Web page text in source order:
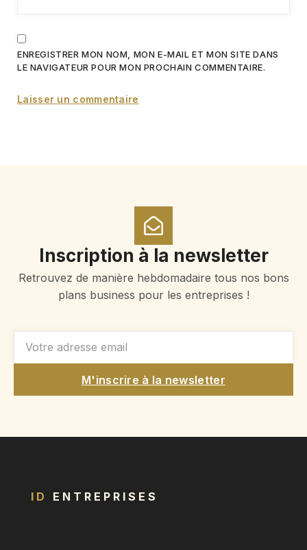
ENREGISTRER MON NOM, MON E-MAIL ET MON SITE DANS
LE NAVIGATEUR POUR MON PROCHAIN COMMENTAIRE.
Inscription à la newsletter
Retrouvez de manière hebdomadaire tous nos bons
plans business pour les entreprises !
M'inscrire à la newsletter
ID ENTREPRISES